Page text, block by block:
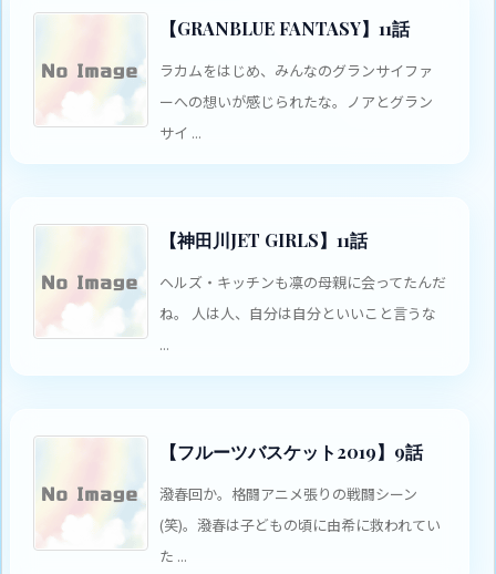
【GRANBLUE FANTASY】11話
ラカムをはじめ、みんなのグランサイファ
ーへの想いが感じられたな。ノアとグラン
サイ ...
【神田川JET GIRLS】11話
ヘルズ・キッチンも凛の母親に会ってたんだ
ね。 人は人、自分は自分といいこと言うな
...
【フルーツバスケット2019】9話
潑春回か。格闘アニメ張りの戦闘シーン
(笑)。潑春は子どもの頃に由希に救われてい
た ...